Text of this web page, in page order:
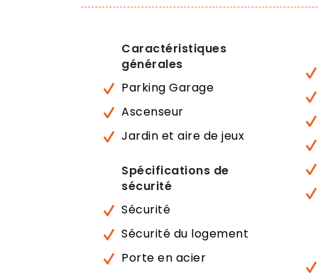
Caractéristiques
générales
Parking Garage
Ascenseur
Jardin et aire de jeux
Spécifications de
sécurité
Sécurité
Sécurité du logement
Porte en acier